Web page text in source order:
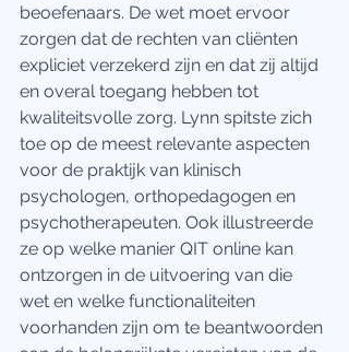
beoefenaars. De wet moet ervoor
zorgen dat de rechten van cliënten
expliciet verzekerd zijn en dat zij altijd
en overal toegang hebben tot
kwaliteitsvolle zorg. Lynn spitste zich
toe op de meest relevante aspecten
voor de praktijk van klinisch
psychologen, orthopedagogen en
psychotherapeuten. Ook illustreerde
ze op welke manier QIT online kan
ontzorgen in de uitvoering van die
wet en welke functionaliteiten
voorhanden zijn om te beantwoorden